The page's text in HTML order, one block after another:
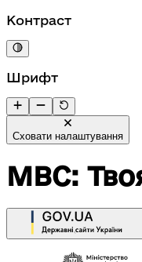
Контраст
Шрифт
Сховати налаштування
МВС: